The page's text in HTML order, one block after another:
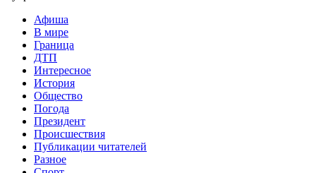
Афиша
В мире
Граница
ДТП
Интересное
История
Общество
Погода
Президент
Происшествия
Публикации читателей
Разное